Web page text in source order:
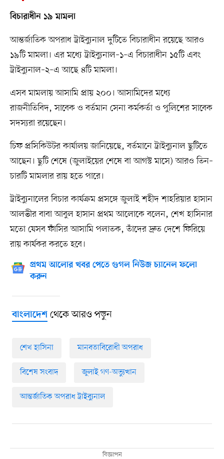
বিচারাধীন ১৯ মামলা
আন্তর্জাতিক অপরাধ ট্রাইব্যুনাল দুটিতে বিচারাধীন রয়েছে আরও
১৯টি মামলা। এর মধ্যে ট্রাইব্যুনাল–১–এ বিচারাধীন ১৫টি এবং
ট্রাইব্যুনাল–২–এ আছে ৪টি মামলা।
এসব মামলায় আসামি প্রায় ২০০। আসামিদের মধ্যে
রাজনীতিবিদ, সাবেক ও বর্তমান সেনা কর্মকর্তা ও পুলিশের সাবেক
সদস্যরা রয়েছেন।
চিফ প্রসিকিউটর কার্যালয় জানিয়েছে, বর্তমানে ট্রাইব্যুনাল ছুটিতে
আছেন। ছুটি শেষে (জুলাইয়ের শেষে বা আগস্ট মাসে) আরও তিন–
চারটি মামলার রায় হতে পারে।
ট্রাইব্যুনালের বিচার কার্যক্রম প্রসঙ্গে জুলাই শহীদ শাহরিয়ার হাসান
আলভীর বাবা আবুল হাসান প্রথম আলোকে বলেন, শেখ হাসিনার
মতো যেসব ফাঁসির আসামি পলাতক, তাঁদের দ্রুত দেশে ফিরিয়ে
রায় কার্যকর করতে হবে।
প্রথম আলোর খবর পেতে গুগল নিউজ চ্যানেল ফলো
করুন
বাংলাদেশথেকে আরও পড়ুন
শেখ হাসিনা মানবতাবিরোধী অপরাধ
বিশেষ সংবাদ জুলাই গণ-অভ্যুত্থান
আন্তর্জাতিক অপরাধ ট্রাইব্যুনাল